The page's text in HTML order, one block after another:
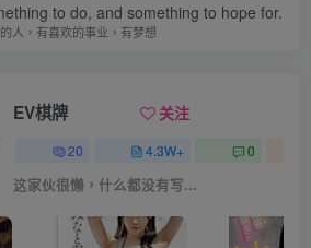
to do, and something to hope for.
人，有喜欢的事业，有梦想
EV棋牌 关注
20 4.3W+ 0
这家伙很懒，什么都没有写...